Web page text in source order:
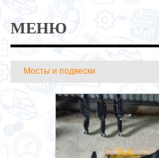
МЕНЮ
Мосты и подвески